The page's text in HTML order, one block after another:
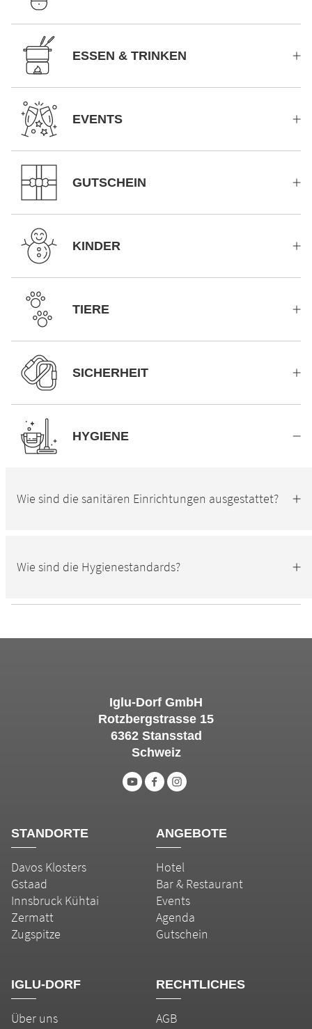
ESSEN & TRINKEN
EVENTS
GUTSCHEIN
KINDER
TIERE
SICHERHEIT
HYGIENE
Wie sind die sanitären Einrichtungen ausgestattet?
Wie sind die Hygienestandards?
Iglu-Dorf GmbH
Rotzbergstrasse 15
6362 Stansstad
Schweiz
STANDORTE
Davos Klosters
Gstaad
Innsbruck Kühtai
Zermatt
Zugspitze
ANGEBOTE
Hotel
Bar & Restaurant
Events
Agenda
Gutschein
IGLU-DORF
Über uns
RECHTLICHES
AGB